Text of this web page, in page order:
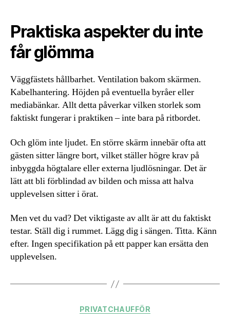
Praktiska aspekter du inte
får glömma
Väggfästets hållbarhet. Ventilation bakom skärmen.
Kabelhantering. Höjden på eventuella byråer eller
mediabänkar. Allt detta påverkar vilken storlek som
faktiskt fungerar i praktiken – inte bara på ritbordet.
Och glöm inte ljudet. En större skärm innebär ofta att
gästen sitter längre bort, vilket ställer högre krav på
inbyggda högtalare eller externa ljudlösningar. Det är
lätt att bli förblindad av bilden och missa att halva
upplevelsen sitter i örat.
Men vet du vad? Det viktigaste av allt är att du faktiskt
testar. Ställ dig i rummet. Lägg dig i sängen. Titta. Känn
efter. Ingen specifikation på ett papper kan ersätta den
upplevelsen.
Kategorier
PRIVATCHAUFFÖR